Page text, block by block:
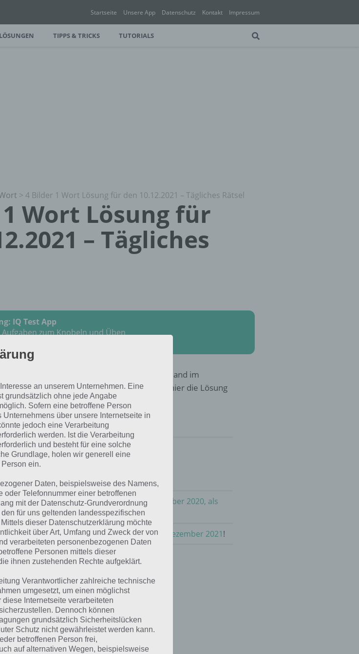
Startseite Unsere App Datenschutz Kontakt Impressum
LÖSUNGEN TIPPS & TRICKS TUTORIALS
> 4 Bilder 1 Wort Lösung für den 10.12.2021 – Tägliches Rätsel
Wort Lösung für
– Tägliches
IQ Test App
zum Knobeln und Üben
Rätsel vom 10.12.2021 zu Winter Wunderland im
1 Wort. Wenn du dort aktuell feststeckst, hier die Lösung
Zur Lösung vom 10.12.2021
Schau mal, was vor einem Jahr, im Dezember 2020, als
1 Wort Lösungen zu Winter Wunderland im Dezember 2021!
an unserem Unternehmen. Eine
grundsätzlich ohne jede Angabe
Sofern eine betroffene Person
über unsere Internetseite in
jedoch eine Verarbeitung
werden. Ist die Verarbeitung
und besteht für eine solche
Grundlage, holen wir generell eine
ein.
Daten, beispielsweise des Namens,
oder Telefonnummer einer betroffenen
mit der Datenschutz-Grundverordnung
für uns geltenden landesspezifischen
dieser Datenschutzerklärung möchte
über Art, Umfang und Zweck der von
verarbeiteten personenbezogenen Daten
Personen mittels dieser
ihnen zustehenden Rechte aufgeklärt.
Verantwortlicher zahlreiche technische
umgesetzt, um einen möglichst
diese Internetseite verarbeiteten
Dennoch können
grundsätzlich Sicherheitslücken
Schutz nicht gewährleistet werden kann.
betroffenen Person frei,
auf alternativen Wegen, beispielsweise